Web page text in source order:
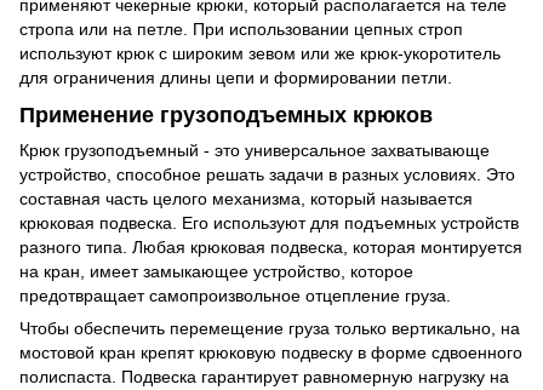
применяют чекерные крюки, который располагается на теле
стропа или на петле. При использовании цепных строп
используют крюк с широким зевом или же крюк-укоротитель
для ограничения длины цепи и формировании петли.
Применение грузоподъемных крюков
Крюк грузоподъемный - это универсальное захватывающе
устройство, способное решать задачи в разных условиях. Это
составная часть целого механизма, который называется
крюковая подвеска. Его используют для подъемных устройств
разного типа. Любая крюковая подвеска, которая монтируется
на кран, имеет замыкающее устройство, которое
предотвращает самопроизвольное отцепление груза.
Чтобы обеспечить перемещение груза только вертикально, на
мостовой кран крепят крюковую подвеску в форме сдвоенного
полиспаста. Подвеска гарантирует равномерную нагрузку на